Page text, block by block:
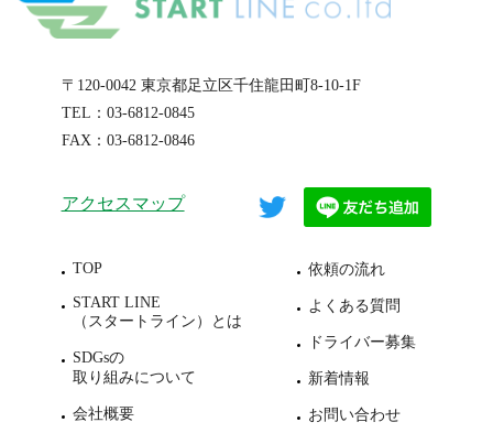
〒120-0042 東京都足立区千住龍田町8-10-1F
TEL： 03-6812-0845
FAX：03-6812-0846
アクセスマップ
TOP
START LINE
（スタートライン）とは
SDGsの
取り組みについて
会社概要
依頼の流れ
よくある質問
ドライバー募集
新着情報
お問い合わせ